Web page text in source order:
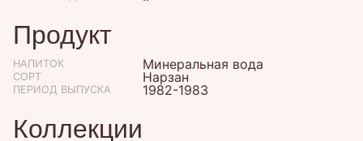
Продукт
НАПИТОК Минеральная вода
СОРТ Нарзан
ПЕРИОД ВЫПУСКА 1982-1983
Коллекции